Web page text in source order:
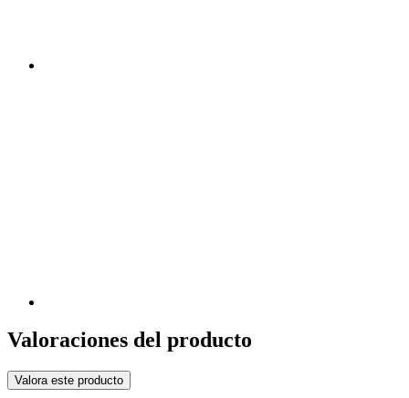
Valoraciones del producto
Valora este producto